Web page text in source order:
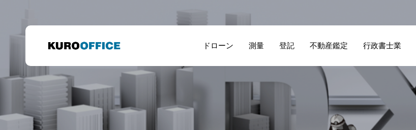
ドローン 測量 登記 不動産鑑定 行政書士業